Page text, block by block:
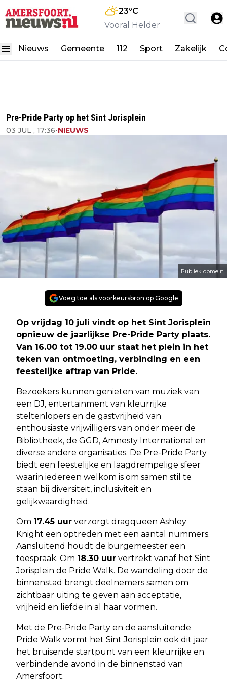
23°C
Vooral Helder
Nieuws Gemeente 112 Sport Zakelijk
Pre-Pride Party op het Sint Jorisplein
03 JUL , 17:36•NIEUWS
Publiek domein
Voeg toe als voorkeursbron op Google
Op vrijdag 10 juli vindt op het Sint Jorisplein
opnieuw de jaarlijkse Pre-Pride Party plaats.
Van 16.00 tot 19.00 uur staat het plein in het
teken van ontmoeting, verbinding en een
feestelijke aftrap van Pride.
Bezoekers kunnen genieten van muziek van
een DJ, entertainment van kleurrijke
steltenlopers en de gastvrijheid van
enthousiaste vrijwilligers van onder meer de
Bibliotheek, de GGD, Amnesty International en
diverse andere organisaties. De Pre-Pride Party
biedt een feestelijke en laagdrempelige sfeer
waarin iedereen welkom is om samen stil te
staan bij diversiteit, inclusiviteit en
gelijkwaardigheid.
Om 17.45 uur verzorgt dragqueen Ashley
Knight een optreden met een aantal nummers.
Aansluitend houdt de burgemeester een
toespraak. Om 18.30 uur vertrekt vanaf het Sint
Jorisplein de Pride Walk. De wandeling door de
binnenstad brengt deelnemers samen om
zichtbaar uiting te geven aan acceptatie,
vrijheid en liefde in al haar vormen.
Met de Pre-Pride Party en de aansluitende
Pride Walk vormt het Sint Jorisplein ook dit jaar
het bruisende startpunt van een kleurrijke en
verbindende avond in de binnenstad van
Amersfoort.